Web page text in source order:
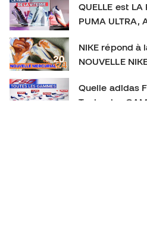
QUELLE est LA
PUMA ULTRA,
NIKE répond à
NOUVELLE
Quelle adidas
Toutes les